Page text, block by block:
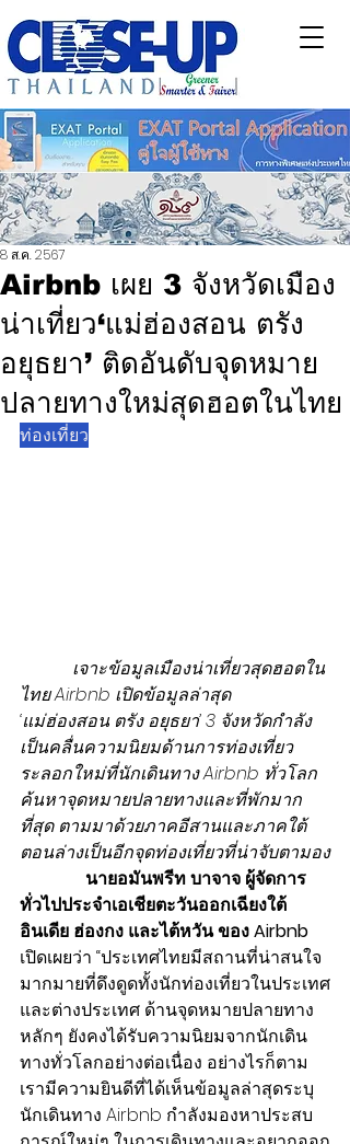
Airbnb เผย 3 จังหวัดเมือง
น่าเที่ยว‘แม่ฮ่องสอน ตรัง
อยุธยา’ ติดอันดับจุดหมาย
ปลายทางใหม่สุดฮอตในไทย
8 ส.ค. 2567
ท่องเที่ยว
เจาะข้อมูลเมืองน่าเที่ยวสุดฮอตใน
ไทย Airbnb เปิดข้อมูลล่าสุด
‘แม่ฮ่องสอน ตรัง อยุธยา’ 3 จังหวัดกำลัง
เป็นคลื่นความนิยมด้านการท่องเที่ยว
ระลอกใหม่ที่นักเดินทาง Airbnb ทั่วโลก
ค้นหาจุดหมายปลายทางและที่พักมาก
ที่สุด ตามมาด้วยภาคอีสานและภาคใต้
ตอนล่างเป็นอีกจุดท่องเที่ยวที่น่าจับตามอง
นายอมันพรีท บาจาจ ผู้จัดการ
ทั่วไปประจำเอเชียตะวันออกเฉียงใต้
อินเดีย ฮ่องกง และไต้หวัน ของ Airbnb
เปิดเผยว่า “ประเทศไทยมีสถานที่น่าสนใจ
มากมายที่ดึงดูดทั้งนักท่องเที่ยวในประเทศ
และต่างประเทศ ด้านจุดหมายปลายทาง
หลักๆ ยังคงได้รับความนิยมจากนักเดิน
ทางทั่วโลกอย่างต่อเนื่อง อย่างไรก็ตาม
เรามีความยินดีที่ได้เห็นข้อมูลล่าสุดระบุ
นักเดินทาง Airbnb กำลังมองหาประสบ